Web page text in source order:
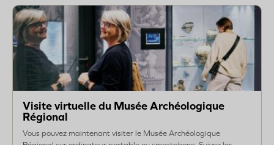
Visite virtuelle du Musée Archéologique
Régional
Vous pouvez maintenant visiter le Musée Archéologique